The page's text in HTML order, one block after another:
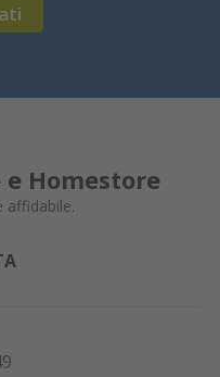
Homestore
affidabile.